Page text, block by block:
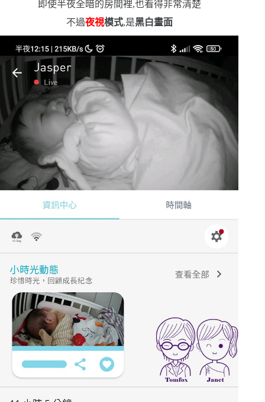
即使半夜全暗的房間裡,也看得非常清楚
不過夜視模式,是黑白畫面